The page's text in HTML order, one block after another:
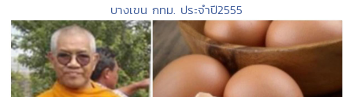
บางเขน กทม. ประจำปี2555